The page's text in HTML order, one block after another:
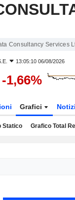
Consultancy Services
13:05:10 06/08/2026
-1,66%
Grafici
Statico Grafico Total